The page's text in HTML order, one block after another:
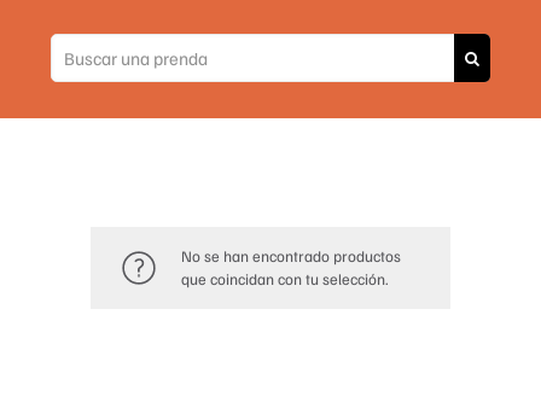
No se han encontrado productos
que coincidan con tu selección.